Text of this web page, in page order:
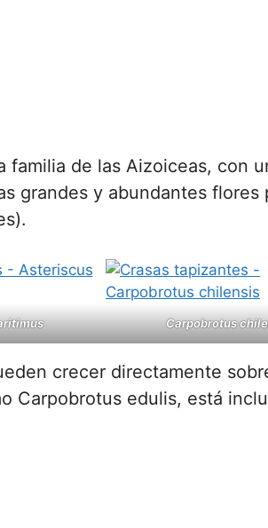
de las Aizoiceas, con
grandes y abundantes flores
Carpobrotus
crecer directamente
Carpobrotus edulis, está